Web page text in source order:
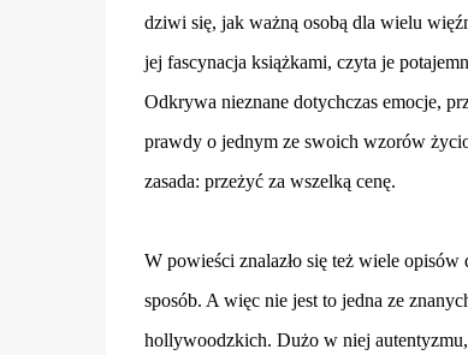
dziwi się, jak ważną osobą dla wielu
jej fascynacja książkami, czyta je
Odkrywa nieznane dotychczas emocje,
prawdy o jednym ze swoich wzorów
zasada: przeżyć za wszelką cenę.
W powieści znalazło się też wiele
sposób. A więc nie jest to jedna ze
hollywoodzkich. Dużo w niej autentyzmu,